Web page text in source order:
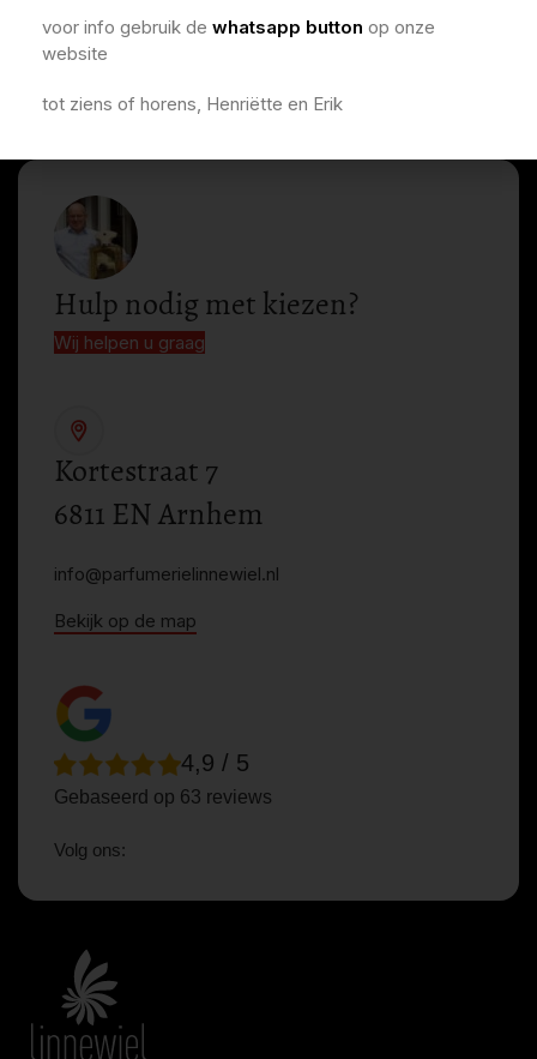
Hulp nodig met kiezen?
Wij helpen u graag
Kortestraat 7
6811 EN Arnhem
info@parfumerielinnewiel.nl
Bekijk op de map
4,9 / 5
Gebaseerd op 63 reviews
Volg ons:
voor info gebruik de whatsapp button op onze
website
tot ziens of horens, Henriëtte en Erik